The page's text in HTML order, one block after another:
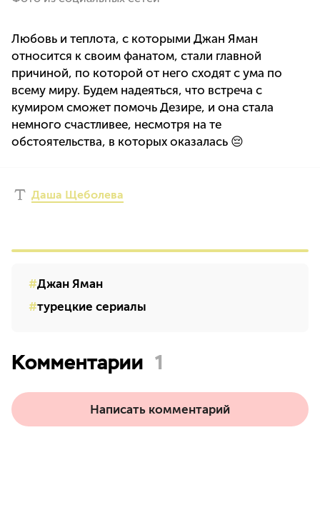
Любовь и теплота, с которыми Джан Яман
относится к своим фанатом, стали главной
причиной, по которой от него сходят с ума по
всему миру. Будем надеяться, что встреча с
кумиром сможет помочь Дезире, и она стала
немного счастливее, несмотря на те
обстоятельства, в которых оказалась 😔
Даша Щеболева
Джан Яман
турецкие сериалы
Комментарии 1
Написать комментарий